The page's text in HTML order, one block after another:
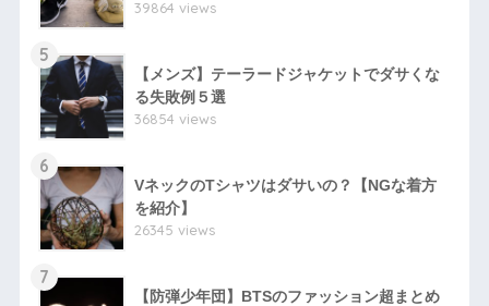
39864 views
5
【メンズ】テーラードジャケットでダサくな
る失敗例５選
36854 views
6
VネックのTシャツはダサいの？【NGな着方
を紹介】
26345 views
7
【防弾少年団】BTSのファッション超まとめ